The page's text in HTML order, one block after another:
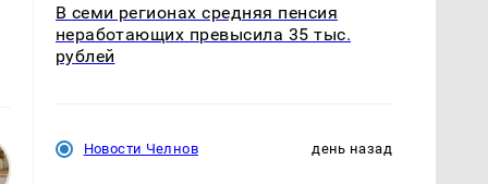
В семи регионах средняя пенсия
неработающих превысила 35 тыс.
рублей
Новости Челнов день назад